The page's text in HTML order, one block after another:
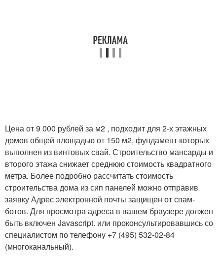
Цена от 9 000 рублей за м2 , подходит для 2-х этажных
домов общей площадью от 150 м2, фундамент которых
выполнен из винтовых свай. Строительство мансарды и
второго этажа снижает среднюю стоимость квадратного
метра. Более подробно рассчитать стоимость
строительства дома из сип панелей можно отправив
заявку Адрес электронной почты защищен от спам-
ботов. Для просмотра адреса в вашем браузере должен
быть включен Javascript. или проконсультировавшись со
специалистом по телефону +7 (495) 532-02-84
(многоканальный).